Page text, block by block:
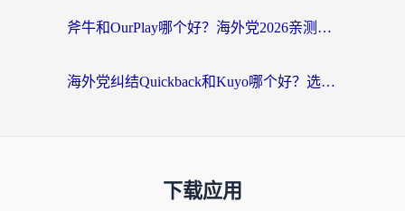
斧牛和OurPlay哪个好？海外党2026亲测：选对加速器，国内资源秒加载
海外党纠结Quickback和Kuyo哪个好？选对回国加速器才能无缝刷国内资源
下载应用